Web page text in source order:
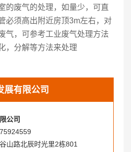
的废气的处理，如量少，可直
必须高出附近房顶3m左右，对
气，可参考工业废气处理方法
，分解等方法来处理
展有限公司
公司
山路北辰时光里2栋801